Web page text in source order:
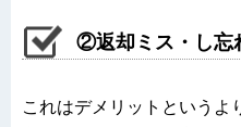
②返却ミス・し忘
これはデメリットというよ